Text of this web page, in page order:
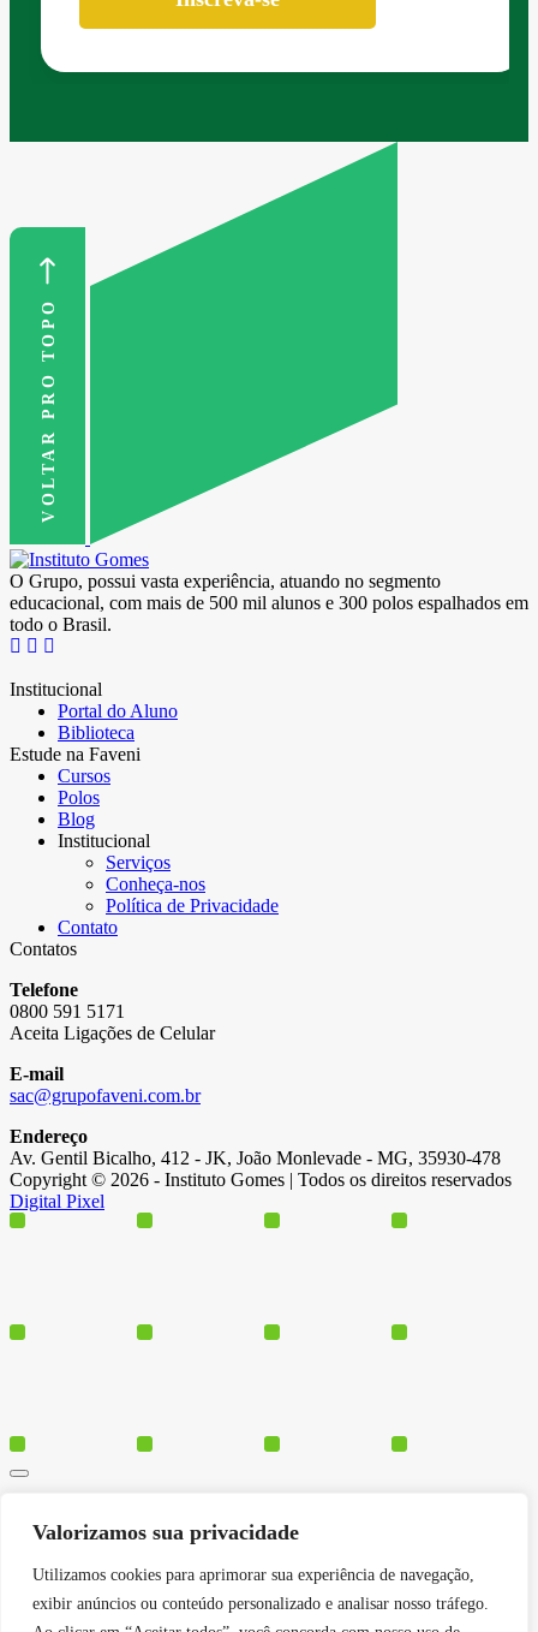
Valorizamos sua privacidade
Utilizamos cookies para aprimorar sua experiência de navegação,
exibir anúncios ou conteúdo personalizado e analisar nosso tráfego.
VOLTAR PRO TOPO
O Grupo, possui vasta experiência, atuando no segmento
educacional, com mais de 500 mil alunos e 300 polos espalhados em
todo o Brasil.
Institucional
Portal do Aluno
Biblioteca
Estude na Faveni
Cursos
Polos
Blog
Institucional
Serviços
Conheça-nos
Política de Privacidade
Contato
Contatos
Telefone
0800 591 5171
Aceita Ligações de Celular
E-mail
sac@grupofaveni.com.br
Endereço
Av. Gentil Bicalho, 412 - JK, João Monlevade - MG, 35930-478
Copyright © 2026 - Instituto Gomes | Todos os direitos reservados
Digital Pixel
Polos
Institucional